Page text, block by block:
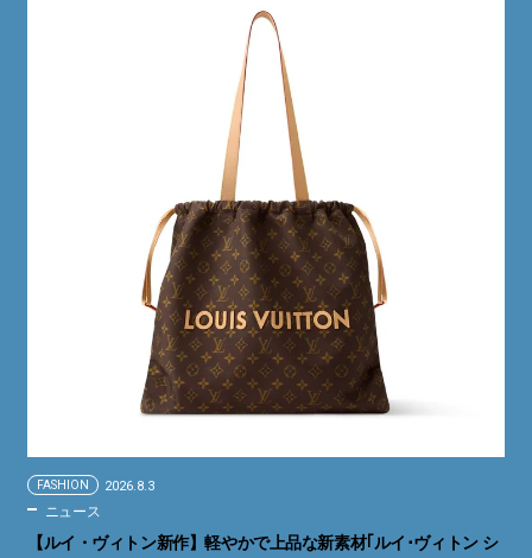
FASHION 2026.8.3
ニュース
【ルイ・ヴィトン新作】軽やかで上品な新素材｢ルイ･ヴィトン シ